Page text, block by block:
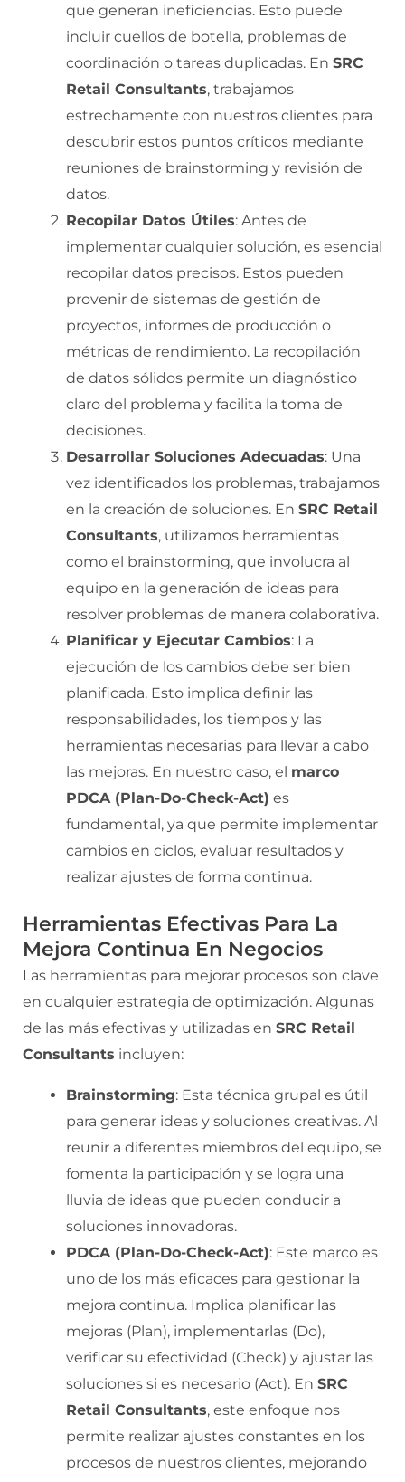
que generan ineficiencias. Esto puede
incluir cuellos de botella, problemas de
coordinación o tareas duplicadas. En SRC
Retail Consultants, trabajamos
estrechamente con nuestros clientes para
descubrir estos puntos críticos mediante
reuniones de brainstorming y revisión de
datos.
Recopilar Datos Útiles: Antes de
implementar cualquier solución, es esencial
recopilar datos precisos. Estos pueden
provenir de sistemas de gestión de
proyectos, informes de producción o
métricas de rendimiento. La recopilación
de datos sólidos permite un diagnóstico
claro del problema y facilita la toma de
decisiones.
Desarrollar Soluciones Adecuadas: Una
vez identificados los problemas, trabajamos
en la creación de soluciones. En SRC Retail
Consultants, utilizamos herramientas
como el brainstorming, que involucra al
equipo en la generación de ideas para
resolver problemas de manera colaborativa.
Planificar y Ejecutar Cambios: La
ejecución de los cambios debe ser bien
planificada. Esto implica definir las
responsabilidades, los tiempos y las
herramientas necesarias para llevar a cabo
las mejoras. En nuestro caso, el marco
PDCA (Plan-Do-Check-Act) es
fundamental, ya que permite implementar
cambios en ciclos, evaluar resultados y
realizar ajustes de forma continua.
Herramientas Efectivas Para La
Mejora Continua En Negocios
Las herramientas para mejorar procesos son clave
en cualquier estrategia de optimización. Algunas
de las más efectivas y utilizadas en SRC Retail
Consultants incluyen:
Brainstorming: Esta técnica grupal es útil
para generar ideas y soluciones creativas. Al
reunir a diferentes miembros del equipo, se
fomenta la participación y se logra una
lluvia de ideas que pueden conducir a
soluciones innovadoras.
PDCA (Plan-Do-Check-Act): Este marco es
uno de los más eficaces para gestionar la
mejora continua. Implica planificar las
mejoras (Plan), implementarlas (Do),
verificar su efectividad (Check) y ajustar las
soluciones si es necesario (Act). En SRC
Retail Consultants, este enfoque nos
permite realizar ajustes constantes en los
procesos de nuestros clientes, mejorando